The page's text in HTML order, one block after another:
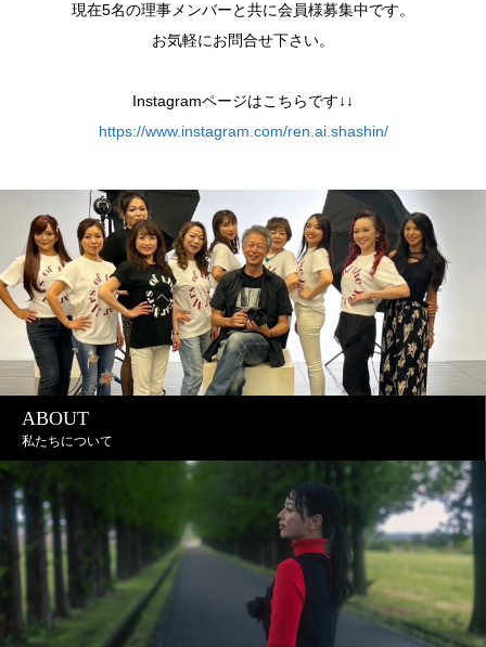
現在5名の理事メンバーと共に会員様募集中です。
お気軽にお問合せ下さい。
Instagramページはこちらです↓↓
https://www.instagram.com/ren.ai.shashin/
ABOUT
私たちについて